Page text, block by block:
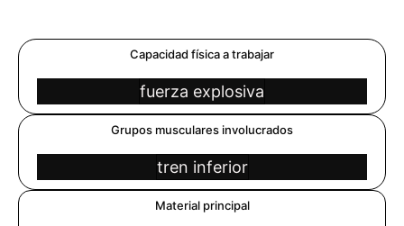
Capacidad física a trabajar
fuerza explosiva
Grupos musculares involucrados
tren inferior
Material principal